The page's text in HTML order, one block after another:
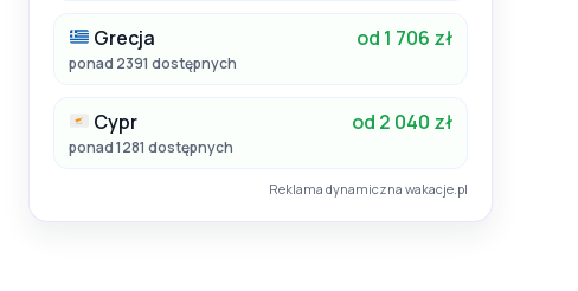
Grecja od 1 706 zł
ponad 2391 dostępnych
Cypr od 2 040 zł
ponad 1281 dostępnych
Reklama dynamiczna wakacje.pl